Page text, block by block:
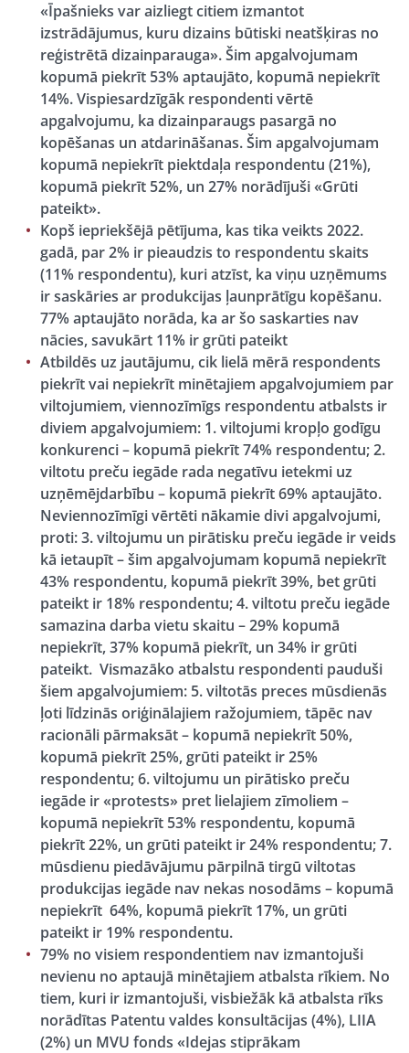
«Īpašnieks var aizliegt citiem izmantot
izstrādājumus, kuru dizains būtiski neatšķiras no
reģistrētā dizainparauga». Šim apgalvojumam
kopumā piekrīt 53% aptaujāto, kopumā nepiekrīt
14%. Vispiesardzīgāk respondenti vērtē
apgalvojumu, ka dizainparaugs pasargā no
kopēšanas un atdarināšanas. Šim apgalvojumam
kopumā nepiekrīt piektdaļa respondentu (21%),
kopumā piekrīt 52%, un 27% norādījuši «Grūti
pateikt».
Kopš iepriekšējā pētījuma, kas tika veikts 2022.
gadā, par 2% ir pieaudzis to respondentu skaits
(11% respondentu), kuri atzīst, ka viņu uzņēmums
ir saskāries ar produkcijas ļaunprātīgu kopēšanu.
77% aptaujāto norāda, ka ar šo saskarties nav
nācies, savukārt 11% ir grūti pateikt
Atbildēs uz jautājumu, cik lielā mērā respondents
piekrīt vai nepiekrīt minētajiem apgalvojumiem par
viltojumiem, viennozīmīgs respondentu atbalsts ir
diviem apgalvojumiem: 1. viltojumi kropļo godīgu
konkurenci – kopumā piekrīt 74% respondentu; 2.
viltotu preču iegāde rada negatīvu ietekmi uz
uzņēmējdarbību – kopumā piekrīt 69% aptaujāto.
Neviennozīmīgi vērtēti nākamie divi apgalvojumi,
proti: 3. viltojumu un pirātisku preču iegāde ir veids
kā ietaupīt – šim apgalvojumam kopumā nepiekrīt
43% respondentu, kopumā piekrīt 39%, bet grūti
pateikt ir 18% respondentu; 4. viltotu preču iegāde
samazina darba vietu skaitu – 29% kopumā
nepiekrīt, 37% kopumā piekrīt, un 34% ir grūti
pateikt. Vismazāko atbalstu respondenti pauduši
šiem apgalvojumiem: 5. viltotās preces mūsdienās
ļoti līdzinās oriģinālajiem ražojumiem, tāpēc nav
racionāli pārmaksāt – kopumā nepiekrīt 50%,
kopumā piekrīt 25%, grūti pateikt ir 25%
respondentu; 6. viltojumu un pirātisko preču
iegāde ir «protests» pret lielajiem zīmoliem –
kopumā nepiekrīt 53% respondentu, kopumā
piekrīt 22%, un grūti pateikt ir 24% respondentu; 7.
mūsdienu piedāvājumu pārpilnā tirgū viltotas
produkcijas iegāde nav nekas nosodāms – kopumā
nepiekrīt 64%, kopumā piekrīt 17%, un grūti
pateikt ir 19% respondentu.
79% no visiem respondentiem nav izmantojuši
nevienu no aptaujā minētajiem atbalsta rīkiem. No
tiem, kuri ir izmantojuši, visbiežāk kā atbalsta rīks
norādītas Patentu valdes konsultācijas (4%), LIIA
(2%) un MVU fonds «Idejas stiprākam